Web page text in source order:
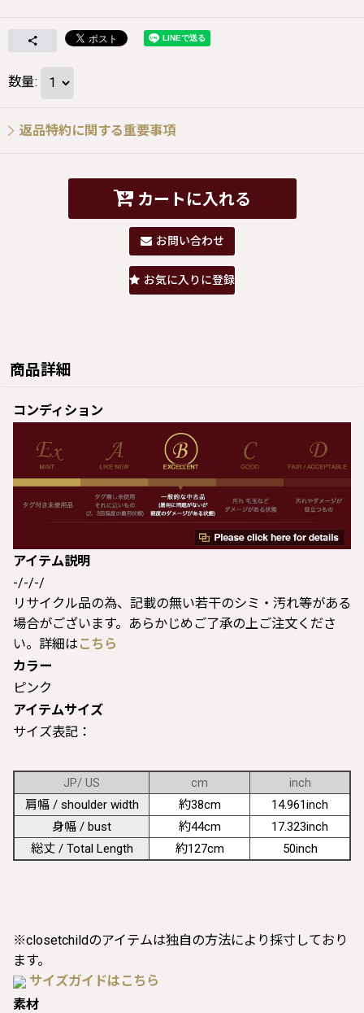
数量:
返品特約に関する重要事項
カートに入れる
お問い合わせ
お気に入りに登録
商品詳細
コンディション
アイテム説明
-/-/-/
リサイクル品の為、記載の無い若干のシミ・汚れ等がある
場合がございます。あらかじめご了承の上ご注文くださ
い。詳細は こちら
カラー
ピンク
アイテムサイズ
サイズ表記：
JP/ US cm
inch
肩幅 / shoulder width
約38cm
14.961inch
身幅 / bust
約44cm
17.323inch
総丈 / Total Length
約127cm 50inch
※closetchildのアイテムは独自の方法により採寸しており
ます。
サイズガイドはこちら
素材